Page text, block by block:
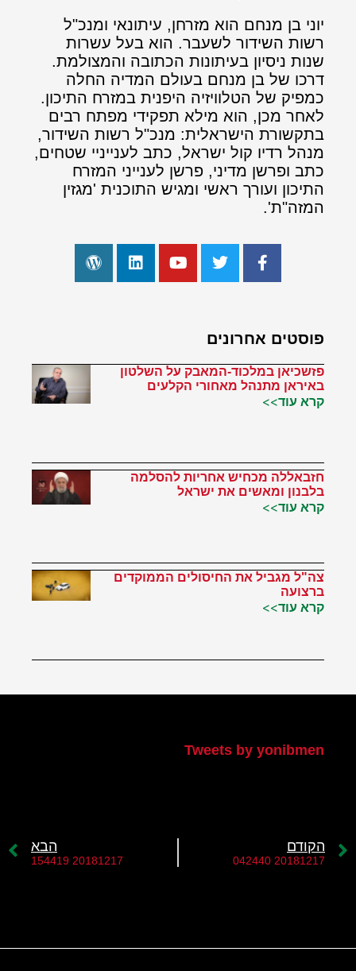
יוני בן מנחם הוא מזרחן, עיתונאי ומנכ"ל
רשות השידור לשעבר. הוא בעל עשרות
שנות ניסיון בעיתונות הכתובה והמצולמת.
דרכו של בן מנחם בעולם המדיה החלה
כמפיק של הטלוויזיה היפנית במזרח התיכון.
לאחר מכן, הוא מילא תפקידי מפתח רבים
בתקשורת הישראלית: מנכ"ל רשות השידור,
מנהל רדיו קול ישראל, כתב לענייניי שטחים,
כתב ופרשן מדיני, פרשן לענייני המזרח
התיכון ועורך ראשי ומגיש התוכנית 'מגזין
המזה"ת'.
פוסטים אחרונים
פזשכיאן במלכוד-המאבק על השלטון
באיראן מתנהל מאחורי הקלעים
קרא עוד>>
חזבאללה מכחיש אחריות להסלמה
בלבנון ומאשים את ישראל
קרא עוד>>
צה"ל מגביל את החיסולים הממוקדים
ברצועה
קרא עוד>>
Tweets by yonibmen
הקודם
20181217 042440
הבא
20181217 154419